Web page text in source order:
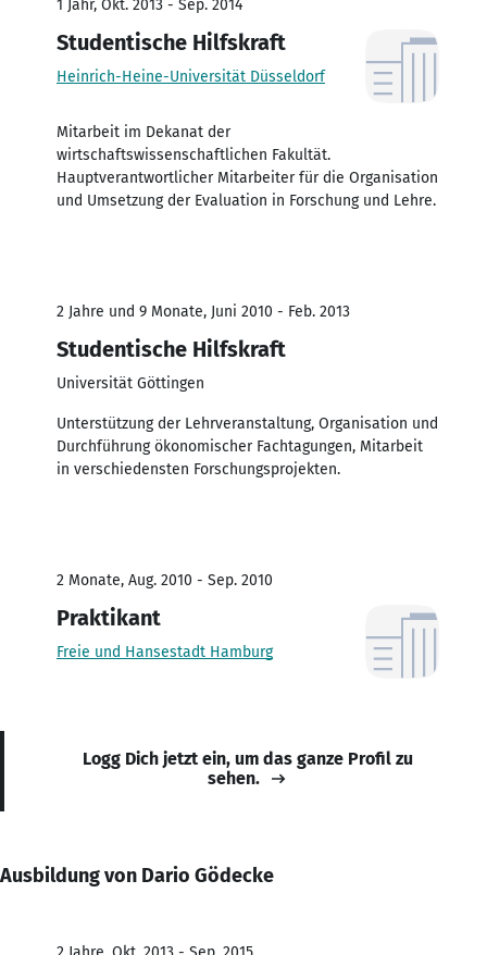
1 Jahr, Okt. 2013 - Sep. 2014
Studentische Hilfskraft
Heinrich-Heine-Universität Düsseldorf
Mitarbeit im Dekanat der
wirtschaftswissenschaftlichen Fakultät.
Hauptverantwortlicher Mitarbeiter für die Organisation
und Umsetzung der Evaluation in Forschung und Lehre.
2 Jahre und 9 Monate, Juni 2010 - Feb. 2013
Studentische Hilfskraft
Universität Göttingen
Unterstützung der Lehrveranstaltung, Organisation und
Durchführung ökonomischer Fachtagungen, Mitarbeit
in verschiedensten Forschungsprojekten.
2 Monate, Aug. 2010 - Sep. 2010
Praktikant
Freie und Hansestadt Hamburg
Logg Dich jetzt ein, um das ganze Profil zu
sehen.
Ausbildung von Dario Gödecke